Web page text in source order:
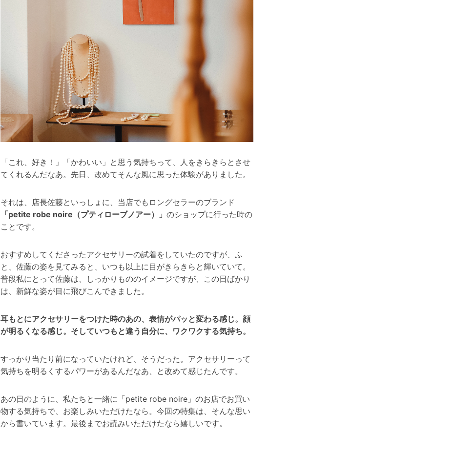
「これ、好き！」「かわいい」と思う気持ちって、人をきらきらとさせ
てくれるんだなあ。先日、改めてそんな風に思った体験がありました。
それは、店長佐藤といっしょに、当店でもロングセラーのブランド
「petite robe noire（プティローブノアー）」 のショップに行った時の
ことです。
おすすめしてくださったアクセサリーの試着をしていたのですが、ふ
と、佐藤の姿を見てみると、いつも以上に目がきらきらと輝いていて。
普段私にとって佐藤は、しっかりもののイメージですが、この日ばかり
は、新鮮な姿が目に飛びこんできました。
耳もとにアクセサリーをつけた時のあの、表情がパッと変わる感じ。顔
が明るくなる感じ。そしていつもと違う自分に、ワクワクする気持ち。
すっかり当たり前になっていたけれど、そうだった。アクセサリーって
気持ちを明るくするパワーがあるんだなあ、と改めて感じたんです。
あの日のように、私たちと一緒に「petite robe noire」のお店でお買い
物する気持ちで、お楽しみいただけたなら。今回の特集は、そんな思い
から書いています。最後までお読みいただけたなら嬉しいです。